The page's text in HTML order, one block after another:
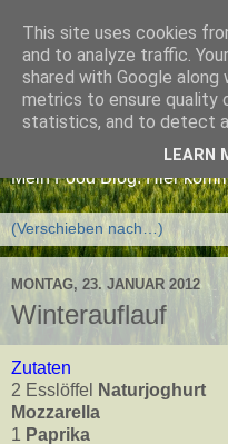
Burning
Mein Food Blog. Hier
MONTAG, 23. JANUAR 2012
Winterauflauf
Zutaten
2 Esslöffel
Naturjoghurt
Mozzarella
1 Paprika
This site uses cookies
and to analyze traffic.
shared with Google
metrics to ensure quality
statistics, and to detect
LEARN